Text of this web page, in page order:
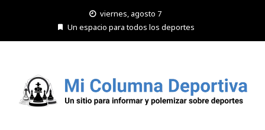
viernes, agosto 7
Un espacio para todos los deportes